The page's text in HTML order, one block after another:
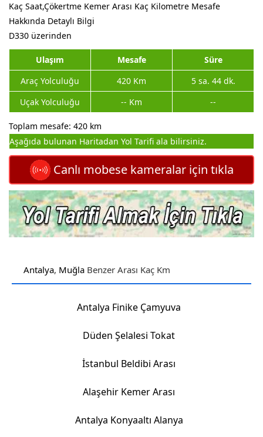
Kaç Saat,Çökertme Kemer Arası Kaç Kilometre Mesafe
Hakkında Detaylı Bilgi
D330 üzerinden
Ulaşım Mesafe
Süre
Araç Yolculuğu
420 Km
5 sa. 44 dk.
Uçak Yolculuğu
-- Km --
Toplam mesafe: 420 km
Aşağıda bulunan Haritadan Yol Tarifi ala bilirsiniz.
Canlı mobese kameralar için tıkla
Antalya, Muğla Benzer Arası Kaç Km
Antalya Finike Çamyuva
Düden Şelalesi Tokat
İstanbul Beldibi Arası
Alaşehir Kemer Arası
Antalya Konyaaltı Alanya